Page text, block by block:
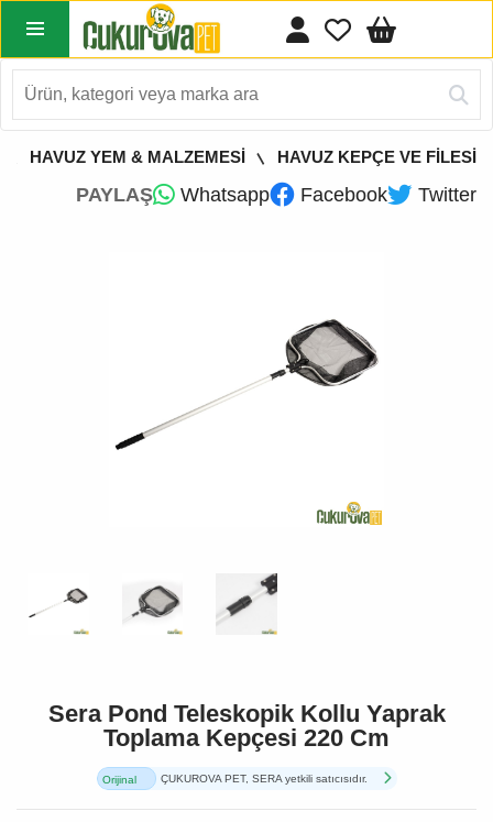
HAVUZ YEM & MALZEMESİ HAVUZ KEPÇE VE FİLESİ
PAYLAŞ Whatsapp Facebook Twitter
Sera Pond Teleskopik Kollu Yaprak
Toplama Kepçesi 220 Cm
Orijinal
ÇUKUROVA PET, SERA yetkili satıcısıdır.